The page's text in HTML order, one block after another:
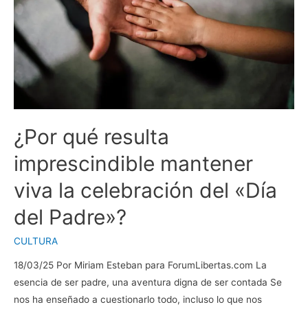
o
no?
¿Por qué resulta
imprescindible mantener
viva la celebración del «Día
del Padre»?
CULTURA
18/03/25 Por Miriam Esteban para ForumLibertas.com La
esencia de ser padre, una aventura digna de ser contada Se
nos ha enseñado a cuestionarlo todo, incluso lo que nos